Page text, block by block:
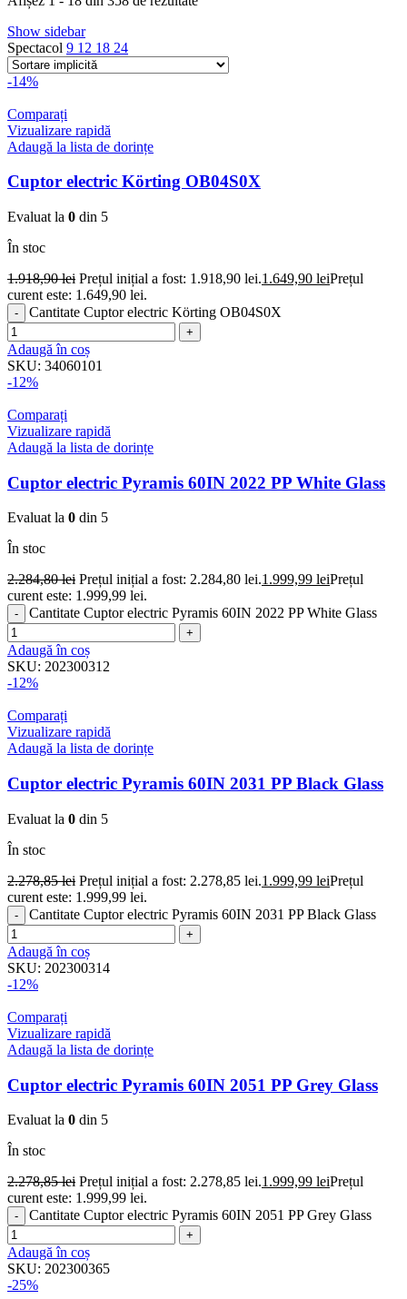
Show sidebar
Spectacol 9 12 18 24
-14%
Comparați
Vizualizare rapidă
Adaugă la lista de dorințe
Cuptor electric Körting OB04S0X
Evaluat la 0 din 5
În stoc
1.918,90lei Prețul inițial a fost: 1.918,90 lei.1.649,90 leiPrețul
curent este: 1.649,90 lei.
Cantitate Cuptor electric Körting OB04S0X
Adaugă în coș
SKU: 34060101
-12%
Comparați
Vizualizare rapidă
Adaugă la lista de dorințe
Cuptor electric Pyramis 60IN 2022 PP White Glass
Evaluat la 0 din 5
În stoc
2.284,80lei Prețul inițial a fost: 2.284,80 lei.1.999,99 leiPrețul
curent este: 1.999,99 lei.
Cantitate Cuptor electric Pyramis 60IN 2022 PP White Glass
Adaugă în coș
SKU: 202300312
-12%
Comparați
Vizualizare rapidă
Adaugă la lista de dorințe
Cuptor electric Pyramis 60IN 2031 PP Black Glass
Evaluat la 0 din 5
În stoc
2.278,85lei Prețul inițial a fost: 2.278,85 lei.1.999,99 leiPrețul
curent este: 1.999,99 lei.
Cantitate Cuptor electric Pyramis 60IN 2031 PP Black Glass
Adaugă în coș
SKU: 202300314
-12%
Comparați
Vizualizare rapidă
Adaugă la lista de dorințe
Cuptor electric Pyramis 60IN 2051 PP Grey Glass
Evaluat la 0 din 5
În stoc
2.278,85lei Prețul inițial a fost: 2.278,85 lei.1.999,99 leiPrețul
curent este: 1.999,99 lei.
Cantitate Cuptor electric Pyramis 60IN 2051 PP Grey Glass
Adaugă în coș
SKU: 202300365
-25%